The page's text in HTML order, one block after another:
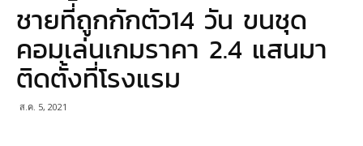
มายา
ชายที่ัถูกกักตัว14 วัน ขนชุด
คอมเล่นเกมราคา 2.4 แสนมา
ติดตั้งที่โรงแรม
ส.ค. 5, 2021